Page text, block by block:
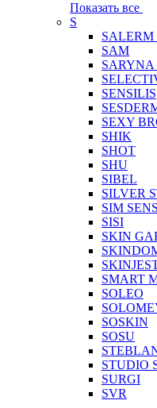
Показать все
S
SALERM
SAM
SARYNA
SENSILIS
SEXY
SHIK
SHOT
SHU
SIBEL
SILVER
SIM
SISI
SKIN
SMART
SOLEO
SOSKIN
SOSU
STUDIO
SURGI
SVR